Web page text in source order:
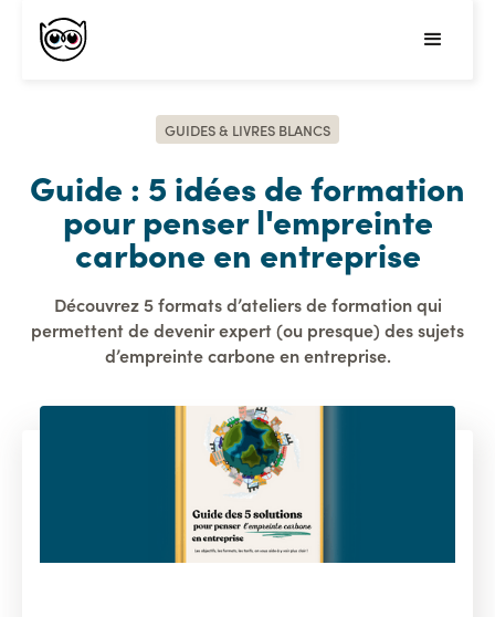
GUIDES & LIVRES BLANCS
Guide : 5 idées de formation
pour penser l'empreinte
carbone en entreprise
Découvrez 5 formats d’ateliers de formation qui
permettent de devenir expert (ou presque) des sujets
d’empreinte carbone en entreprise.